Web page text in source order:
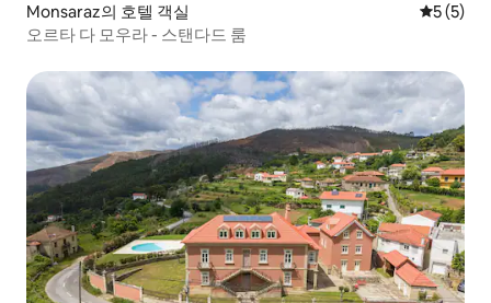
Monsaraz의 호텔 객실 평점 5점
5 (5)
오르타 다 모우라 - 스탠다드 룸